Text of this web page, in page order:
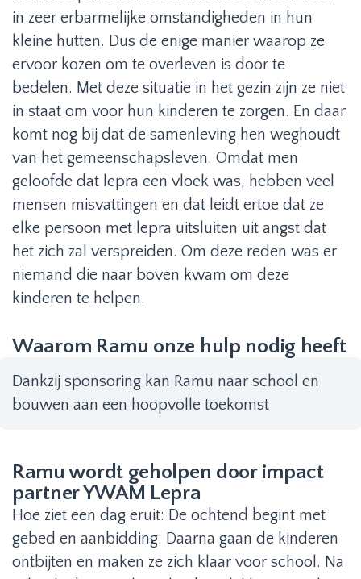
in zeer erbarmelijke omstandigheden in hun
kleine hutten. Dus de enige manier waarop ze
ervoor kozen om te overleven is door te
bedelen. Met deze situatie in het gezin zijn ze niet
in staat om voor hun kinderen te zorgen. En daar
komt nog bij dat de samenleving hen weghoudt
van het gemeenschapsleven. Omdat men
geloofde dat lepra een vloek was, hebben veel
mensen misvattingen en dat leidt ertoe dat ze
elke persoon met lepra uitsluiten uit angst dat
het zich zal verspreiden. Om deze reden was er
niemand die naar boven kwam om deze
kinderen te helpen.
Waarom Ramu onze hulp nodig heeft
Dankzij sponsoring kan Ramu naar school en
bouwen aan een hoopvolle toekomst
Ramu wordt geholpen door impact
partner YWAM Lepra
Hoe ziet een dag eruit: De ochtend begint met
gebed en aanbidding. Daarna gaan de kinderen
ontbijten en maken ze zich klaar voor school. Na